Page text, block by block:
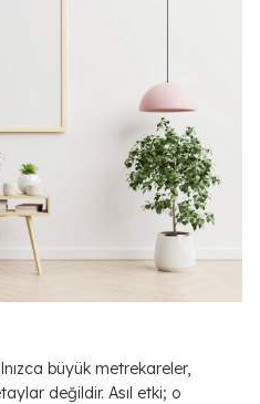
büyük metrekareler,
değildir. Asıl etki; o